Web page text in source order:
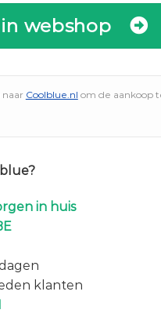
webshop
Coolblue.nl om de aankoop
in huis
klanten